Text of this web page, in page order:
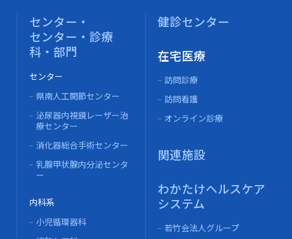
センター・
センター・診療
科・部門
センター
県南人工関節センター
泌尿器内視鏡レーザー治
療センター
消化器総合手術センター
乳腺甲状腺内分泌センタ
ー
内科系
小児循環器科
健診センター
在宅医療
訪問診療
訪問看護
オンライン診療
関連施設
わかたけヘルスケア
システム
若竹会法人グループ